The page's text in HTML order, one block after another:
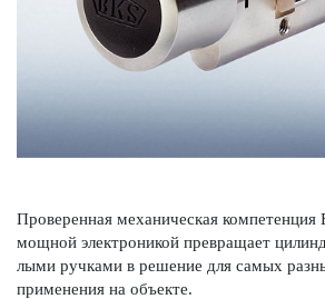
Провер­енная механическая компетенция
мощной электроникой превр­ащает
лыми руч­ками в решение для самых
применения на объекте.